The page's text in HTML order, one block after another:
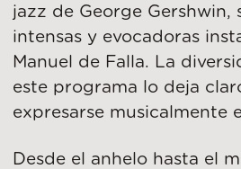
jazz de George Gershwin,
intensas y evocadoras
Manuel de Falla. La
este programa lo deja
expresarse musicalmente
Desde el anhelo hasta el